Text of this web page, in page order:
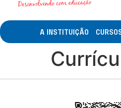
A INSTITUIÇÃO